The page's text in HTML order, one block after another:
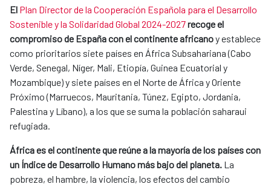
El Plan Director de la Cooperación Española para el Desarrollo
Sostenible y la Solidaridad Global 2024-2027recoge el
compromiso de España con el continente africanoy establece
como prioritarios siete países en África Subsahariana (Cabo
Verde, Senegal, Níger, Mali, Etiopía, Guinea Ecuatorial y
Mozambique) y siete países en el Norte de África y Oriente
Próximo (Marruecos, Mauritania, Túnez, Egipto, Jordania,
Palestina y Líbano), a los que se suma la población saharaui
refugiada.
África es el continente que reúne a la mayoría de los países con
un Índice de Desarrollo Humano más bajo del planeta. La
pobreza, el hambre, la violencia, los efectos del cambio